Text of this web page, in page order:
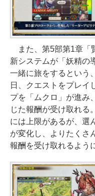
また、第5部第1章「
新システムが「妖精の
一緒に旅をするという
日、クエストをプレイ
プを「ムクロ」が進み
じた報酬が受け取れる
には上限があるが、選
が変化し、よりたくさ
報酬を受け取れるよう